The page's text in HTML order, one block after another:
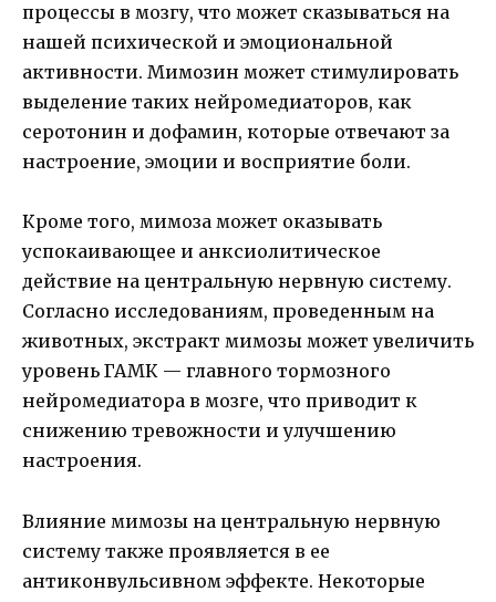
процессы в мозгу, что может сказываться на
нашей психической и эмоциональной
активности. Мимозин может стимулировать
выделение таких нейромедиаторов, как
серотонин и дофамин, которые отвечают за
настроение, эмоции и восприятие боли.
Кроме того, мимоза может оказывать
успокаивающее и анксиолитическое
действие на центральную нервную систему.
Согласно исследованиям, проведенным на
животных, экстракт мимозы может увеличить
уровень ГАМК — главного тормозного
нейромедиатора в мозге, что приводит к
снижению тревожности и улучшению
настроения.
Влияние мимозы на центральную нервную
систему также проявляется в ее
антиконвульсивном эффекте. Некоторые